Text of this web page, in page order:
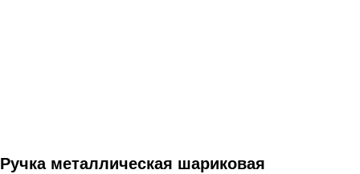
Ручка металлическая шариковая